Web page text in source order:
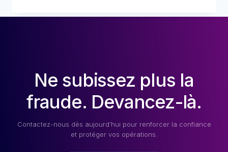
RÉTROSPECTIVE,
MUTATIONS
AVENIR
E-
COMMERCE
Ne subissez plus la
fraude. Devancez-là.
Contactez-nous dès aujourd’hui pour renforcer la confiance
et protéger vos opérations.